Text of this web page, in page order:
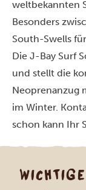
weltbekannten
Besonders
South-Swells
Die J-Bay Surf
und stellt die
Neoprenanzug
im Winter.
schon kann Ihr